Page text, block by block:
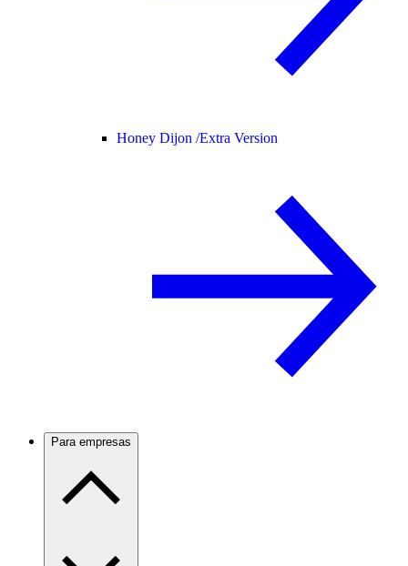
Honey Dijon /Extra Version
Para empresas